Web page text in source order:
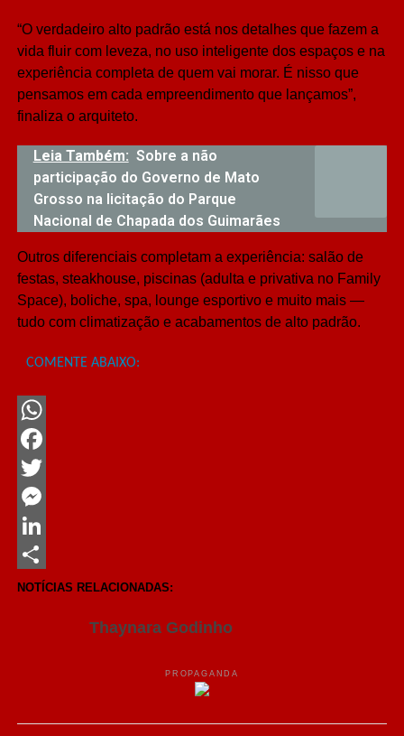
“O verdadeiro alto padrão está nos detalhes que fazem a
vida fluir com leveza, no uso inteligente dos espaços e na
experiência completa de quem vai morar. É nisso que
pensamos em cada empreendimento que lançamos”,
finaliza o arquiteto.
Leia Também: Sobre a não
participação do Governo de Mato
Grosso na licitação do Parque
Nacional de Chapada dos Guimarães
Outros diferenciais completam a experiência: salão de
festas, steakhouse, piscinas (adulta e privativa no Family
Space), boliche, spa, lounge esportivo e muito mais —
tudo com climatização e acabamentos de alto padrão.
COMENTE ABAIXO:
WhatsApp
Facebook
Twitter
Messenger
LinkedIn
Share
NOTÍCIAS RELACIONADAS:
Thaynara Godinho
PROPAGANDA